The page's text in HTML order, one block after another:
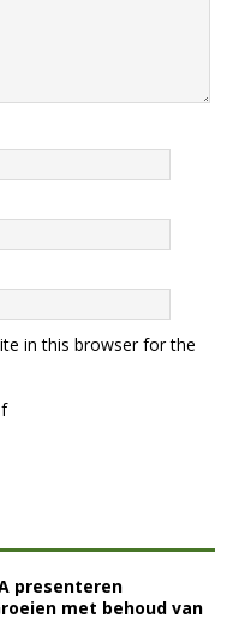
in this browser for the
presenteren
met behoud van